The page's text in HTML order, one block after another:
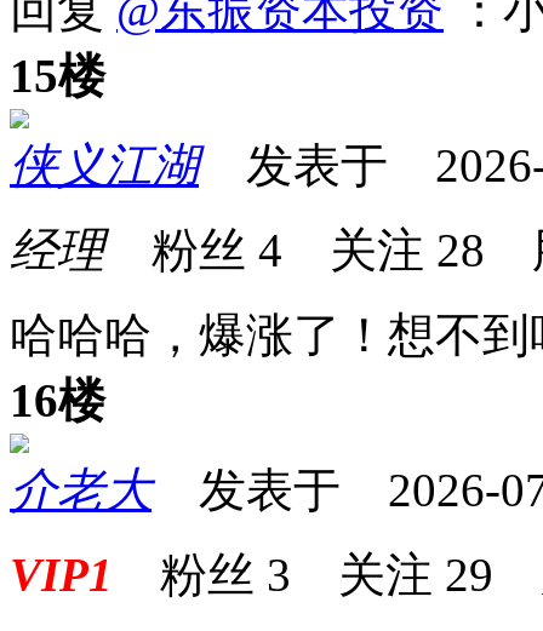
15楼
侠义江湖发表于 2026-
经理粉丝 4 关注 28
哈哈哈，爆涨了！想不到
16楼
介老大发表于 2026-
VIP1 粉丝 3 关注 29